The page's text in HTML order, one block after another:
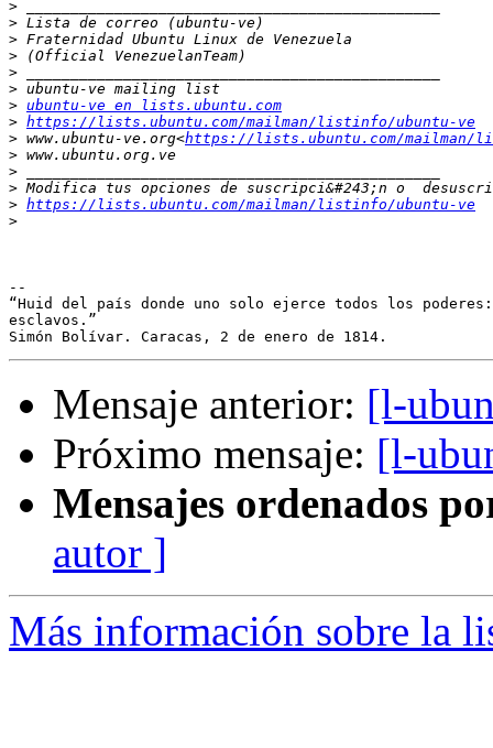
>
>
>
>
>
>
> ubuntu-ve en lists.ubuntu.com
> https://lists.ubuntu.com/mailman/listinfo/ubuntu-ve
> www.ubuntu-ve.org<https://lists.ubuntu.com/mailman/
>
>
>
> https://lists.ubuntu.com/mailman/listinfo/ubuntu-ve
>
--
“Huid del país donde uno solo ejerce todos los
esclavos.”
Mensaje anterior: [l-
Próximo mensaje: [l-
Mensajes ordenados
autor ]
Más información sobre la